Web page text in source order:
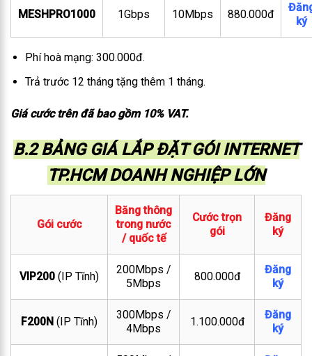
MESHPRO1000 1Gbps 10Mbps 880.000đ
ký
Phí hoà mạng: 300.000đ.
Trả trước 12 tháng tặng thêm 1 tháng.
Giá cước trên đã bao gồm 10% VAT.
B.2 BẢNG GIÁ LẮP ĐẶT GÓI INTERNET
TP.HCM DOANH NGHIỆP LỚN
Gói cước
Băng thông
trong nước
/ quốc tế
Cước trọn
gói
Đăng
ký
VIP200 (IP Tĩnh)
200Mbps /
5Mbps
800.000đ
Đăng
ký
F200N (IP Tĩnh)
300Mbps /
4Mbps
1.100.000đ
Đăng
ký